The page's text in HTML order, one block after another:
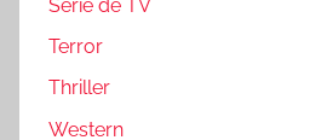
Serie de TV
Terror
Thriller
Western